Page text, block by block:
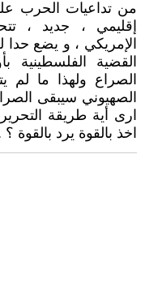
من تداعيات الحرب
إقليمي ، جديد ،
الإمريكي ، و يضع حدا
القضية الفلسطينية
الصراع ولهذا ما لم
الصهيوني سيبقى
ارى أية طريقة
اخذ بالقوة يرد بالقوة ؟